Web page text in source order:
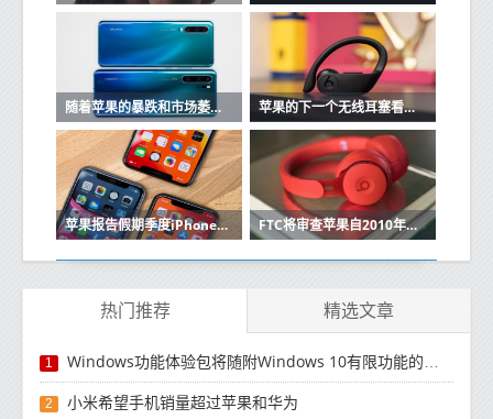
随着苹果的暴跌和市场萎缩，华为在中国保持强大 苹果的下一个无线耳塞看起来很像Beats Powerbeats Pro
苹果报告假期季度iPhone销售强劲 FTC将审查苹果自2010年以来的收购
热门推荐 精选文章
1 Windows功能体验包将随附Windows 10有限功能的更新
2 小米希望手机销量超过苹果和华为